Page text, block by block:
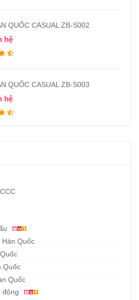
QUỐC CASUAL ZB-S002
hệ
QUỐC CASUAL ZB-S003
hệ
Hàn Quốc
Quốc
Quốc
động